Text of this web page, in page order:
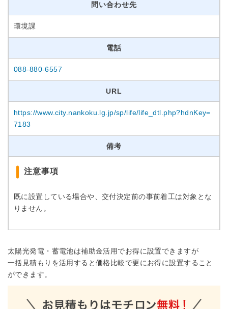
問い合わせ先
環境課
電話
088-880-6557
URL
https://www.city.nankoku.lg.jp/sp/life/life_dtl.php?hdnKey=
7183
備考
注意事項
既に設置している場合や、交付決定前の事前着工は対象とな
りません。
太陽光発電・蓄電池は補助金活用でお得に設置できますが
一括見積もりを活用すると価格比較で更にお得に設置すること
ができます。